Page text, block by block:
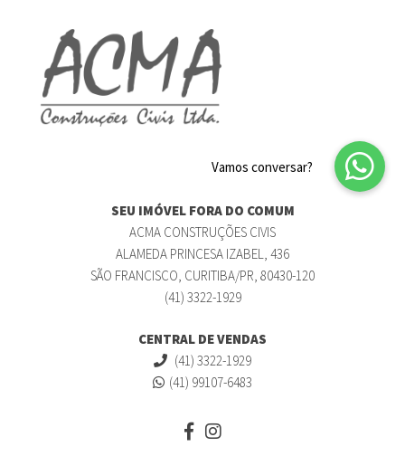
SEU IMÓVEL FORA DO COMUM
ACMA CONSTRUÇÕES CIVIS
ALAMEDA PRINCESA IZABEL, 436
SÃO FRANCISCO, CURITIBA/PR, 80430-120
(41) 3322-1929
CENTRAL DE VENDAS
(41) 3322-1929
(41) 99107-6483